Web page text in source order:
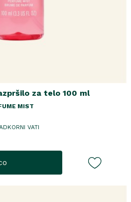
za telo 100 ml
MIST
VATI